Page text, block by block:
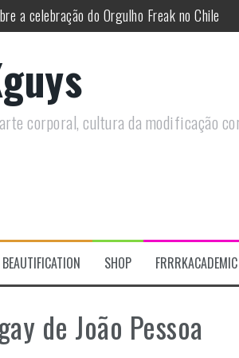
a celebração do Orgulho Freak no Chile
sobre Circo Freak em encontro online
em Agosto e discutirá questões
discutirá sobre as tentativas de
corporal, cultura da modificação
BEAUTIFICATION SHOP FRRRKACADEMIC
de João Pessoa